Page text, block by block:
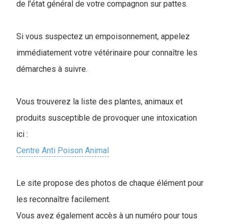
de l'état général de votre compagnon sur pattes.
Si vous suspectez un empoisonnement, appelez
immédiatement votre vétérinaire pour connaître les
démarches à suivre.
Vous trouverez la liste des plantes, animaux et
produits susceptible de provoquer une intoxication
ici :
Centre Anti Poison Animal
Le site propose des photos de chaque élément pour
les reconnaître facilement.
Vous avez également accès à un numéro pour tous